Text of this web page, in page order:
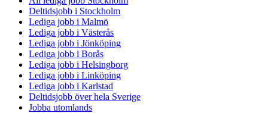
Deltidsjobb i Stockholm
Lediga jobb i Malmö
Lediga jobb i Västerås
Lediga jobb i Jönköping
Lediga jobb i Borås
Lediga jobb i Helsingborg
Lediga jobb i Linköping
Lediga jobb i Karlstad
Deltidsjobb över hela Sverige
Jobba utomlands